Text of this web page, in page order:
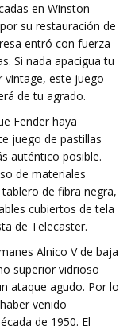
en Winston-
su restauración de
entró con fuerza
Si nada apacigua tu
vintage, este juego
de tu agrado.
Fender haya
juego de pastillas
auténtico posible.
de materiales
de fibra negra,
cubiertos de tela
de Telecaster.
Alnico V de baja
superior vidrioso
ataque agudo. Por lo
venido
de 1950. El